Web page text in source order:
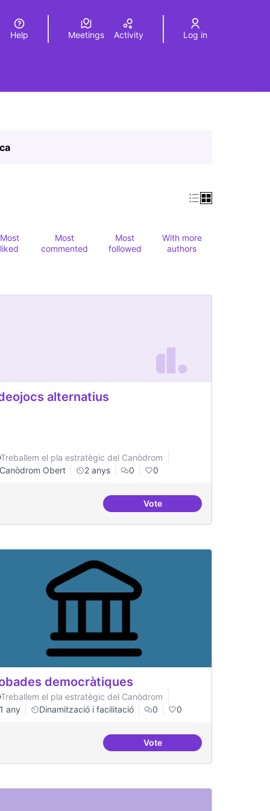
Elegir el idiomaChoose language
Help Meetings Activity Log in
Most
liked
Most
commented
Most
followed
With more
authors
- labs amb programes conjunts de recerca
alternatius
Treballem el pla estratègic del Canòdrom
Canòdrom Obert
2 anys 0 0
VoteVideojocs alternatius
democràtiques
Treballem el pla estratègic del Canòdrom
1 any
Dinamització i facilitació 0 0
VoteTrobades democràtiques